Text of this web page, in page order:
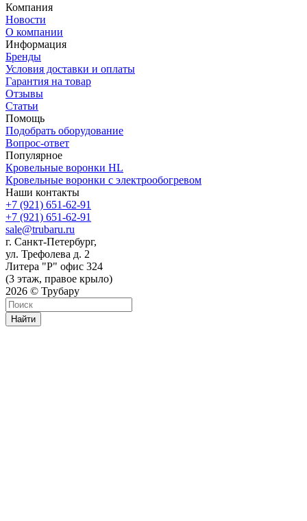
Компания
Новости
О компании
Информация
Бренды
Условия доставки и оплаты
Гарантия на товар
Отзывы
Статьи
Помощь
Подобрать оборудование
Вопрос-ответ
Популярное
Кровельные воронки HL
Кровельные воронки с электрообогревом
Наши контакты
+7 (921) 651-62-91
+7 (921) 651-62-91
sale@trubaru.ru
г. Санкт-Петербург,
ул. Трефолева д. 2
Литера "Р" офис 324
(3 этаж, правое крыло)
2026 © Трубару
Найти